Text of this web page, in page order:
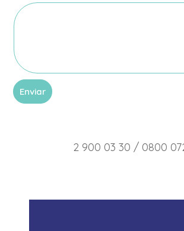
Enviar
2 900 03 30 / 0800